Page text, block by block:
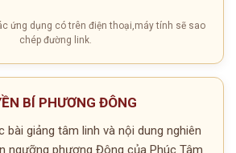
ứng dụng có trên điện thoại,máy tính sẽ sao
chép đường link.
BÍ PHƯƠNG ĐÔNG
bài giảng tâm linh và nội dung nghiên
ngưỡng phương Đông của Phúc Tâm